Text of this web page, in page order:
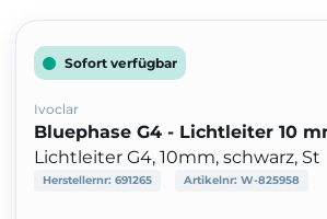
Sofort verfügbar
Ivoclar
Bluephase G4 - Lichtleiter 10
Lichtleiter G4, 10mm, schwarz, St
Herstellernr: 691265 Artikelnr: W-825958